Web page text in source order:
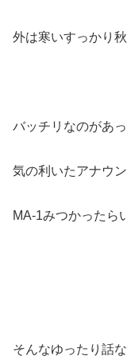
外は寒いすっかり秋
バッチリなのがあ
気の利いたアナウ
MA-1みつかったら
そんなゆったり話な